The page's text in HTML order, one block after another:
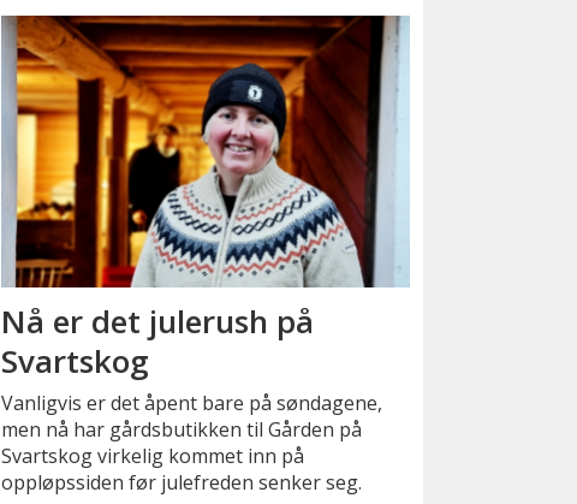
Nå er det julerush på
Svartskog
Vanligvis er det åpent bare på søndagene,
men nå har gårdsbutikken til Gården på
Svartskog virkelig kommet inn på
oppløpssiden før julefreden senker seg.